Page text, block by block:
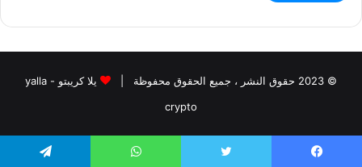
© 2023 حقوق النشر ، جميع الحقوق محفوظة |
يلا كريبتو - yalla
crypto